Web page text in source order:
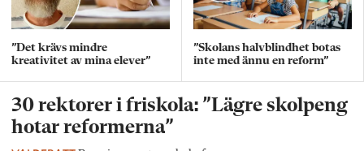
”Det krävs mindre
kreativitet av mina elever”
”Skolans halvblindhet botas
inte med ännu en reform”
30 rektorer i friskola: ”Lägre skolpeng
hotar reformerna”